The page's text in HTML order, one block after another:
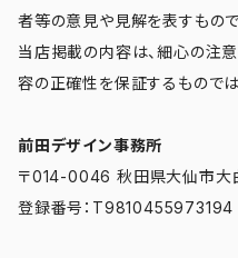
者等の意見や見解を表すもので
当店掲載の内容は、細心の注
容の正確性を保証するものでは
前田デザイン事務所
〒014-0046 秋田県大仙市大
登録番号：T9810455973194